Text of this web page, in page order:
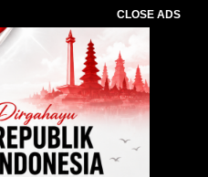
CLOSE ADS